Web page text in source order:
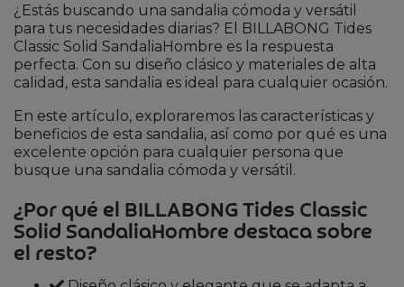
¿Estás buscando una sandalia cómoda y versátil
para tus necesidades diarias? El BILLABONG Tides
Classic Solid SandaliaHombre es la respuesta
perfecta. Con su diseño clásico y materiales de alta
calidad, esta sandalia es ideal para cualquier ocasión.
En este artículo, exploraremos las características y
beneficios de esta sandalia, así como por qué es una
excelente opción para cualquier persona que
busque una sandalia cómoda y versátil.
¿Por qué el BILLABONG Tides Classic
Solid SandaliaHombre destaca sobre
el resto?